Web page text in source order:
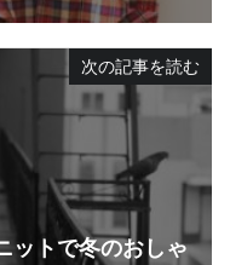
次の記事を読む
ットで冬のおしゃ